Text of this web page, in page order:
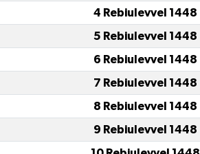
4 Rebiulevvel 1448
5 Rebiulevvel 1448
6 Rebiulevvel 1448
7 Rebiulevvel 1448
8 Rebiulevvel 1448
9 Rebiulevvel 1448